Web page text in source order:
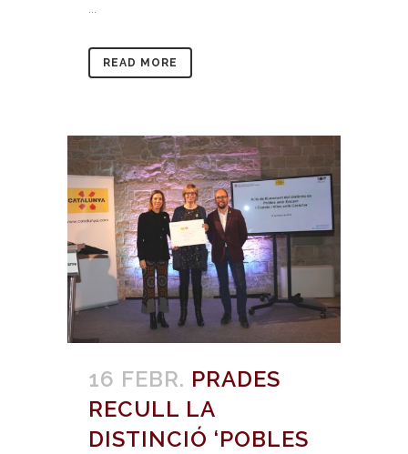
...
READ MORE
16 FEBR. PRADES
RECULL LA
DISTINCIÓ ‘POBLES